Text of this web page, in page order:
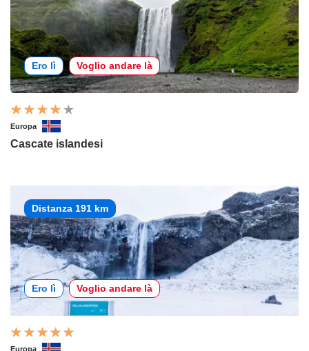
Ero lì Voglio andare là
Europa
Cascate islandesi
Distanza 191 km
Ero lì Voglio andare là
Europa